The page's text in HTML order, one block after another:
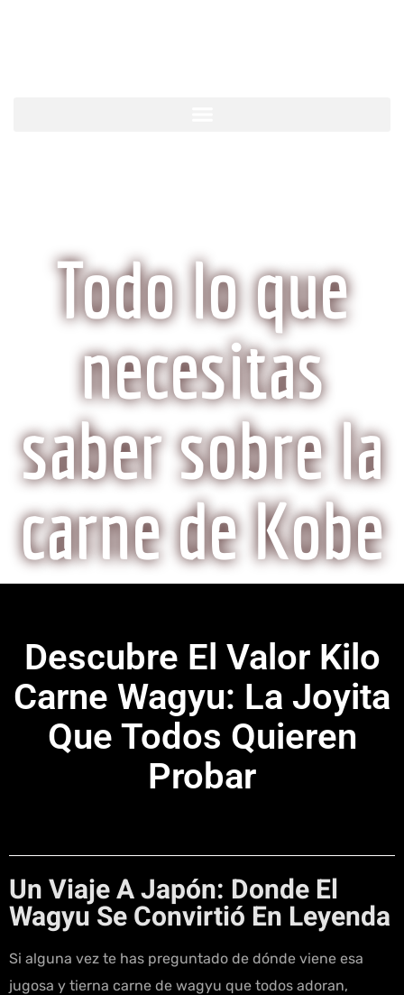
Todo lo que
necesitas
saber sobre la
carne de Kobe
Descubre El Valor Kilo
Carne Wagyu: La Joyita
Que Todos Quieren
Probar
Un Viaje A Japón: Donde El
Wagyu Se Convirtió En Leyenda
Si alguna vez te has preguntado de dónde viene esa
jugosa y tierna carne de wagyu que todos adoran,